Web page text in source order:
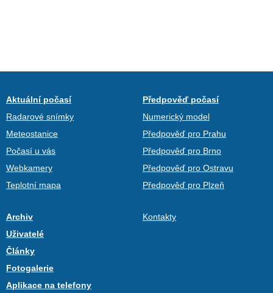
Aktuální počasí
Radarové snímky
Meteostanice
Počasí u vás
Webkamery
Teplotní mapa
Předpověď počasí
Numerický model
Předpověď pro Prahu
Předpověď pro Brno
Předpověď pro Ostravu
Předpověď pro Plzeň
Archiv
Uživatelé
Články
Fotogalerie
Aplikace na telefony
Kontakty